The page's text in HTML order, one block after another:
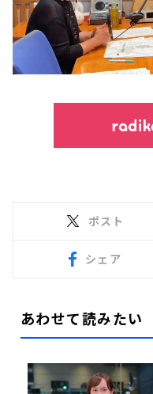
ポスト
シェア
あわせて読みたい